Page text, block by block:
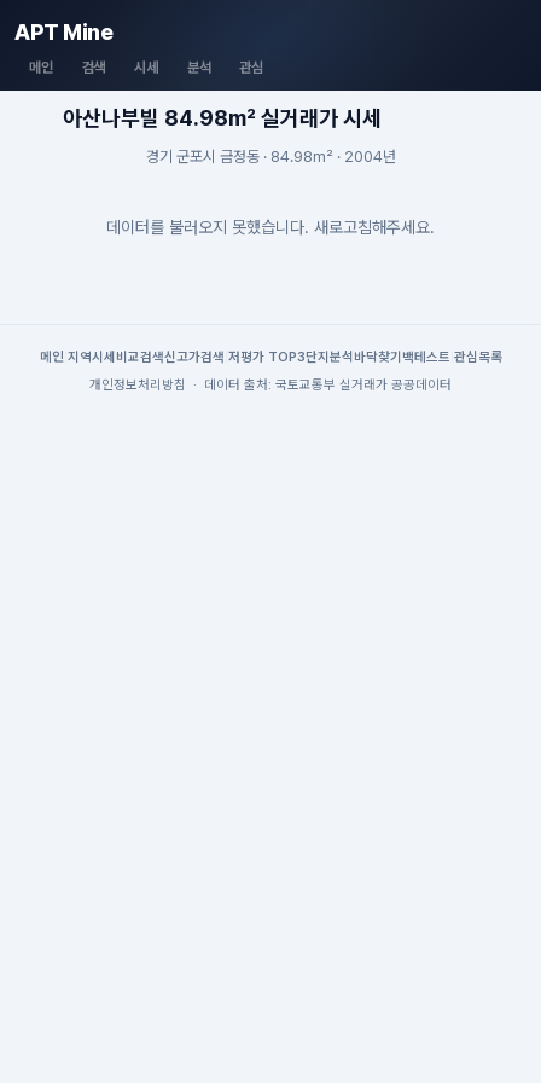
APT Mine
메인 검색 시세 분석 관심
아산나부빌 84.98m² 실거래가 시세
경기 군포시 금정동 · 84.98m² · 2004년
데이터를 불러오지 못했습니다. 새로고침해주세요.
메인| 지역시세 비교검색신고가검색 저평가 TOP3단지분석 바닥찾기 백테스트 관심목록
개인정보처리방침
· 데이터 출처: 국토교통부 실거래가 공공데이터